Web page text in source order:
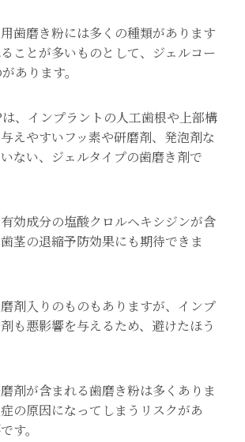
歯磨き粉には多くの種類があります
ことが多いものとして、ジェルコー
あります。
、インプラントの人工歯根や上部構
えやすいフッ素や研磨剤、発泡剤な
ない、ジェルタイプの歯磨き剤で
効成分の塩酸クロルヘキシジンが含
茎の退縮予防効果にも期待できま
剤入りのものもありますが、インプ
も悪影響を与えるため、避けたほう
剤が含まれる歯磨き粉は多くありま
の原因になってしまうリスクがあ
す。